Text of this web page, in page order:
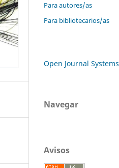
Para autores/as
Para bibliotecarios/as
Open Journal Systems
Navegar
Avisos